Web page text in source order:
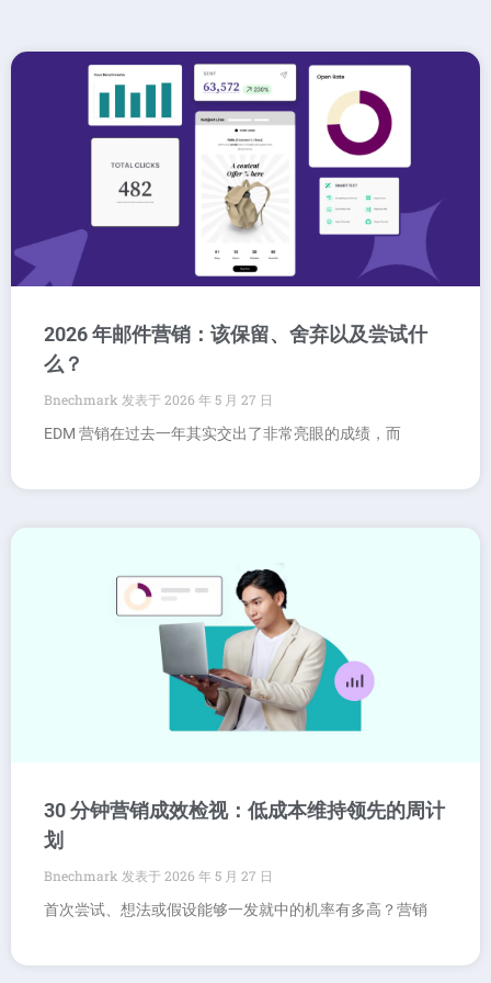
2026 年邮件营销：该保留、舍弃以及尝试什
么？
Bnechmark
2026 年 5 月 27 日
EDM 营销在过去一年其实交出了非常亮眼的成绩，而
30 分钟营销成效检视：低成本维持领先的周计
划
Bnechmark
2026 年 5 月 27 日
首次尝试、想法或假设能够一发就中的机率有多高？营销